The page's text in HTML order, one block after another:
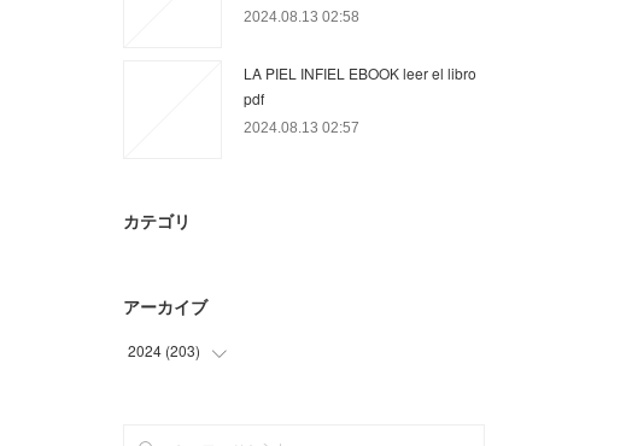
2024.08.13 02:58
LA PIEL INFIEL EBOOK leer el libro
pdf
2024.08.13 02:57
カテゴリ
アーカイブ
2024 (203)